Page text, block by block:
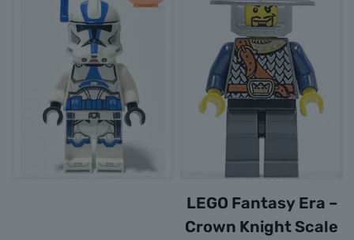
LEGO Fantasy Era –
Crown Knight Scale